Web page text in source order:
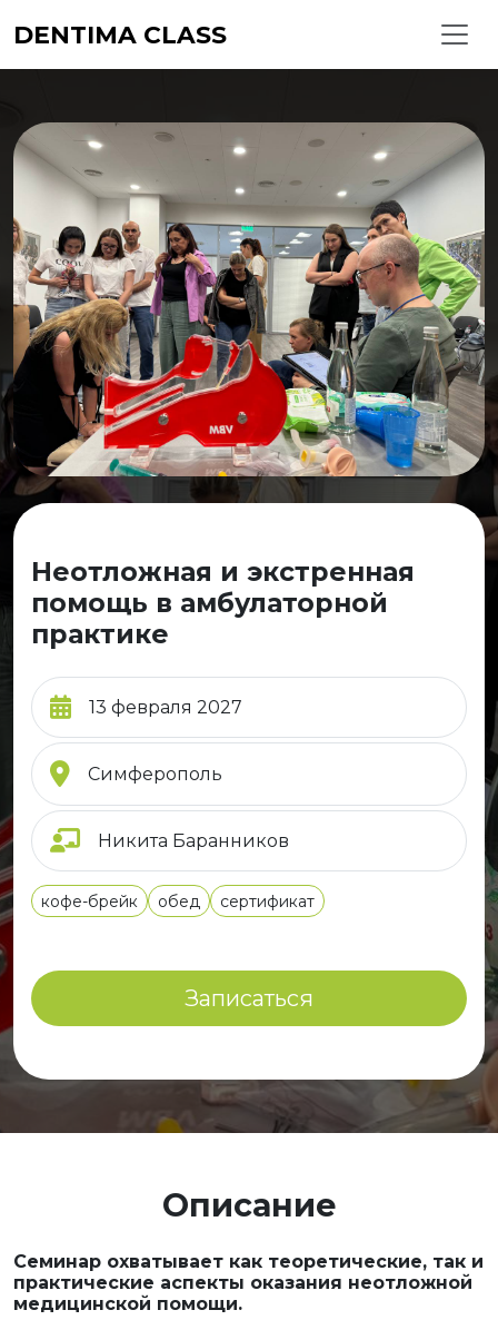
DENTIMA CLASS
Неотложная и экстренная
помощь в амбулаторной
практике
13 февраля 2027
Симферополь
Никита Баранников
кофе-брейк обед сертификат
Записаться
Описание
Семинар охватывает как теоретические, так и
практические аспекты оказания неотложной
медицинской помощи.